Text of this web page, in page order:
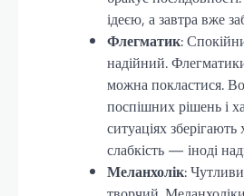
ідеєю, а завтра вже
Флегматик:
надійний.
можна покластися.
поспішних рішень і
ситуаціях
слабкість — іноді
Меланхолік: